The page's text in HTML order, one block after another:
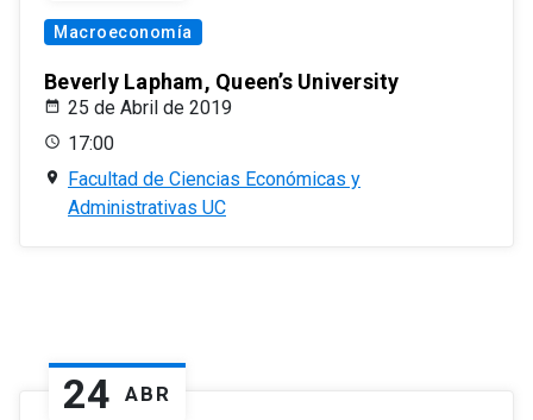
Macroeconomía
Beverly Lapham, Queen’s University
25 de Abril de 2019
17:00
Facultad de Ciencias Económicas y
Administrativas UC
24 ABR